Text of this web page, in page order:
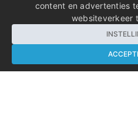
content en advertenties
websiteverkeer